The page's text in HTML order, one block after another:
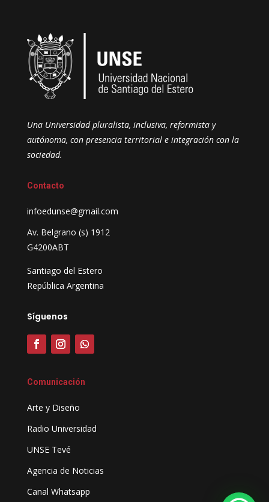
Una Universidad pluralista, inclusiva, reformista y
autónoma, con presencia territorial e integración con la
sociedad.
Contacto
infoedunse@gmail.com
Av. Belgrano (s) 1912
G4200ABT
Santiago del Estero
República Argentina
Síguenos
Comunicación
Arte y Diseño
Radio Universidad
UNSE Tevé
Agencia de Noticias
Canal Whatsapp